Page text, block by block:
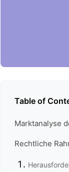
Table of
Marktanalyse
Rechtliche